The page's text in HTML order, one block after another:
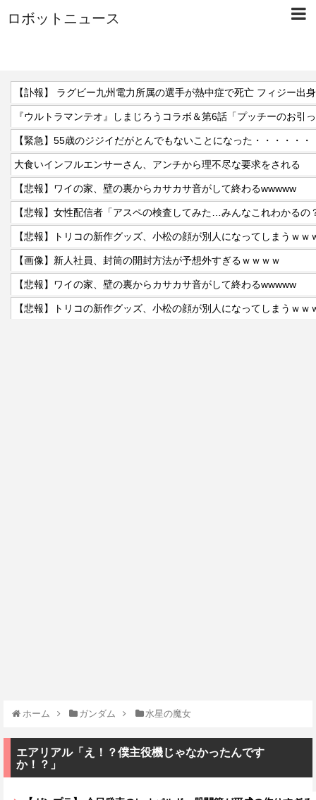
ロボットニュース
【訃報】 ラグビー九州電力所属の選手が熱中症で死亡 フィジー出
『ウルトラマンテオ』しまじろうコラボ＆第6話「プッチーのお引
【緊急】55歳のジジイだがとんでもないことになった・・・・・・
大食いインフルエンサーさん、アンチから理不尽な要求をされる
【悲報】ワイの家、壁の裏からカサカサ音がして終わるwwwww
【悲報】女性配信者「アスペの検査してみた…みんなこれわかるの
【悲報】トリコの新作グッズ、小松の顔が別人になってしまうｗｗ
【画像】新人社員、封筒の開封方法が予想外すぎるｗｗｗｗ
【悲報】ワイの家、壁の裏からカサカサ音がして終わるwwwww
【悲報】トリコの新作グッズ、小松の顔が別人になってしまうｗｗ
ホーム ガンダム 水星の魔女
エアリアル「え！？僕主役機じゃなかったんです
か！？」